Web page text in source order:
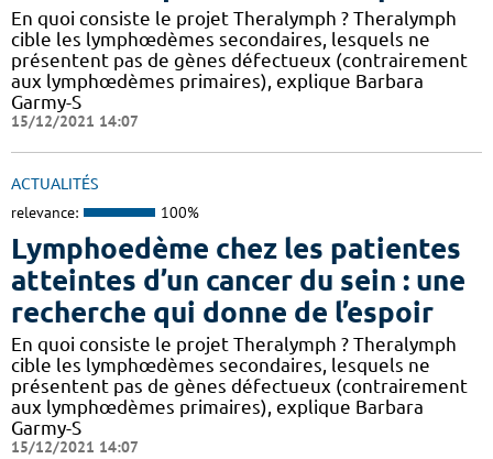
En quoi consiste le projet Theralymph ? Theralymph
cible les lymphœdèmes secondaires, lesquels ne
présentent pas de gènes défectueux (contrairement
aux lymphœdèmes primaires), explique Barbara
Garmy-S
15/12/2021 14:07
ACTUALITÉS
relevance: 100%
Lymphoedème chez les patientes
atteintes d’un cancer du sein : une
recherche qui donne de l’espoir
En quoi consiste le projet Theralymph ? Theralymph
cible les lymphœdèmes secondaires, lesquels ne
présentent pas de gènes défectueux (contrairement
aux lymphœdèmes primaires), explique Barbara
Garmy-S
15/12/2021 14:07